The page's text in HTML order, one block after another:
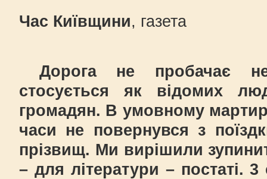
Час Київщини, газета
Дорога не пробачає
стосується як відомих
громадян. В умовному
часи не повернувся з
прізвищ. Ми вирішили
– для літератури – постаті.